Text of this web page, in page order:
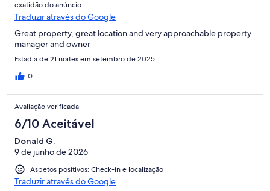
exatidão do anúncio
Traduzir através do Google
Great property, great location and very approachable property
manager and owner
Estadia de 21 noites em setembro de 2025
0
Avaliação verificada
6/10 Aceitável
Donald G.
9 de junho de 2026
Aspetos positivos: Check-in e localização
Traduzir através do Google